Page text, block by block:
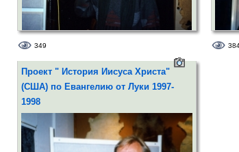
349
Проект " История Иисуса Христа"
(США) по Евангелию от Луки 1997-
1998